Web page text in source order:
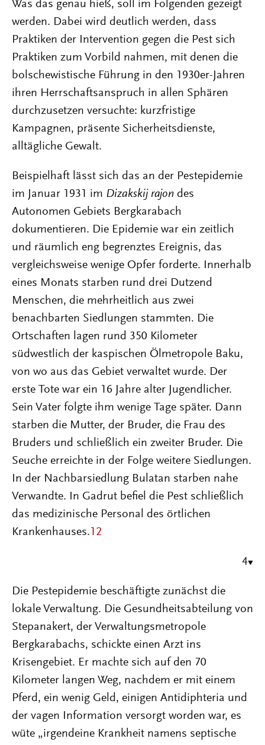
Was das genau hieß, soll im Folgenden gezeigt
werden. Dabei wird deutlich werden, dass
Praktiken der Intervention gegen die Pest sich
Praktiken zum Vorbild nahmen, mit denen die
bolschewistische Führung in den 1930er-Jahren
ihren Herrschaftsanspruch in allen Sphären
durchzusetzen versuchte: kurzfristige
Kampagnen, präsente Sicherheitsdienste,
alltägliche Gewalt.
Beispielhaft lässt sich das an der Pestepidemie
im Januar 1931 im Dizakskij rajon des
Autonomen Gebiets Bergkarabach
dokumentieren. Die Epidemie war ein zeitlich
und räumlich eng begrenztes Ereignis, das
vergleichsweise wenige Opfer forderte. Innerhalb
eines Monats starben rund drei Dutzend
Menschen, die mehrheitlich aus zwei
benachbarten Siedlungen stammten. Die
Ortschaften lagen rund 350 Kilometer
südwestlich der kaspischen Ölmetropole Baku,
von wo aus das Gebiet verwaltet wurde. Der
erste Tote war ein 16 Jahre alter Jugendlicher.
Sein Vater folgte ihm wenige Tage später. Dann
starben die Mutter, der Bruder, die Frau des
Bruders und schließlich ein zweiter Bruder. Die
Seuche erreichte in der Folge weitere Siedlungen.
In der Nachbarsiedlung Bulatan starben nahe
Verwandte. In Gadrut befiel die Pest schließlich
das medizinische Personal des örtlichen
Krankenhauses. 12
4
Die Pestepidemie beschäftigte zunächst die
lokale Verwaltung. Die Gesundheitsabteilung von
Stepanakert, der Verwaltungsmetropole
Bergkarabachs, schickte einen Arzt ins
Krisengebiet. Er machte sich auf den 70
Kilometer langen Weg, nachdem er mit einem
Pferd, ein wenig Geld, einigen Antidiphteria und
der vagen Information versorgt worden war, es
wüte „irgendeine Krankheit namens septische